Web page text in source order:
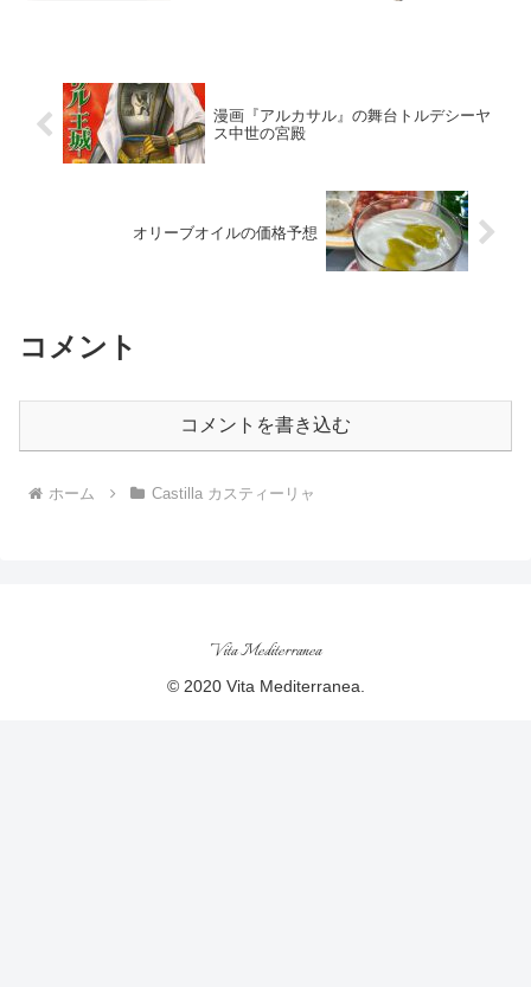
漫画『アルカサル』の舞台トルデシーヤ
ス中世の宮殿
オリーブオイルの価格予想
コメント
コメントを書き込む
ホーム Castilla カスティーリャ
Vita Mediterranea
© 2020 Vita Mediterranea.